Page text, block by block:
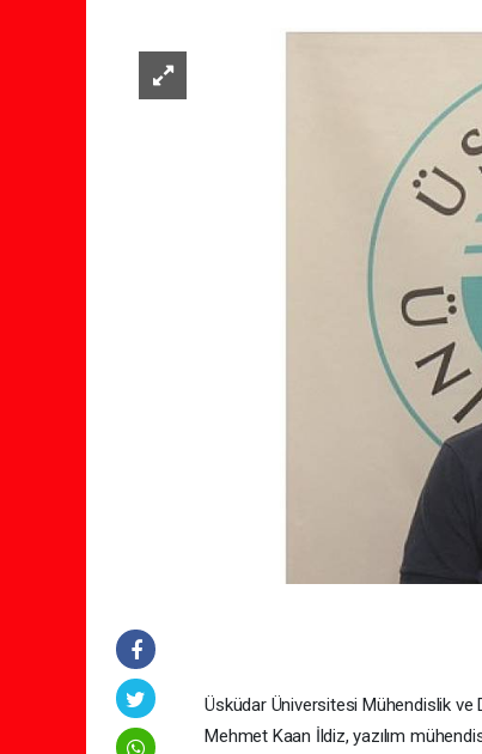
Üsküdar Üniversitesi Mühendislik ve
Mehmet Kaan İldiz, yazılım